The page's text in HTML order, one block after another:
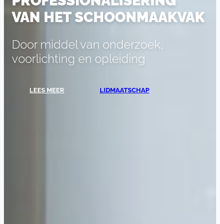
VAN HET SCHOONMAAKVAK
Door middel van onderzoek,
voorlichting en opleiding
LEES MEER LIDMAATSCHAP